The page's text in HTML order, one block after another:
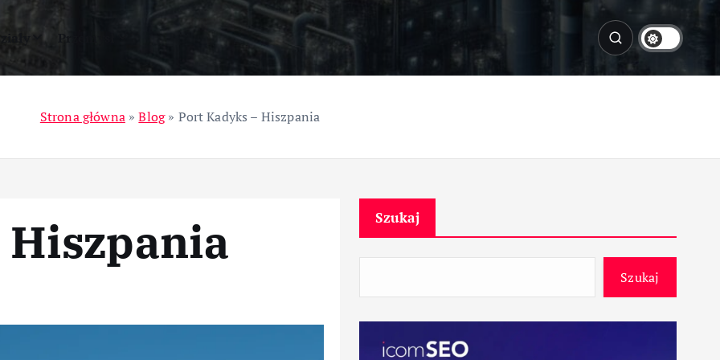
Przemysł
Strona główna»Blog» Port Kadyks – Hiszpania
Szukaj
Szukaj